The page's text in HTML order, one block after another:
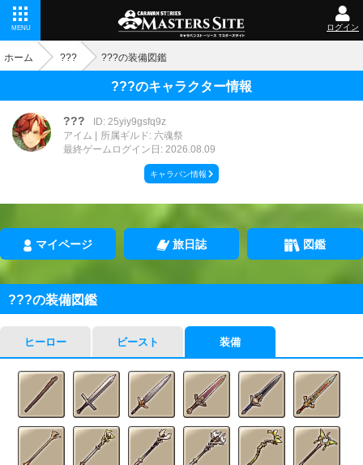
MENU ログイン
ホーム ??? ???の装備図鑑
???のキャラクター情報
???
ID: 25yiy9gsfq9z
アイム
所属ギルド: 六魂祭
最終ゲームログイン日: 2026.08.09
キャラバン情報
マイページ 旅日誌 図鑑
???の装備図鑑
ヒーロー ビースト 装備